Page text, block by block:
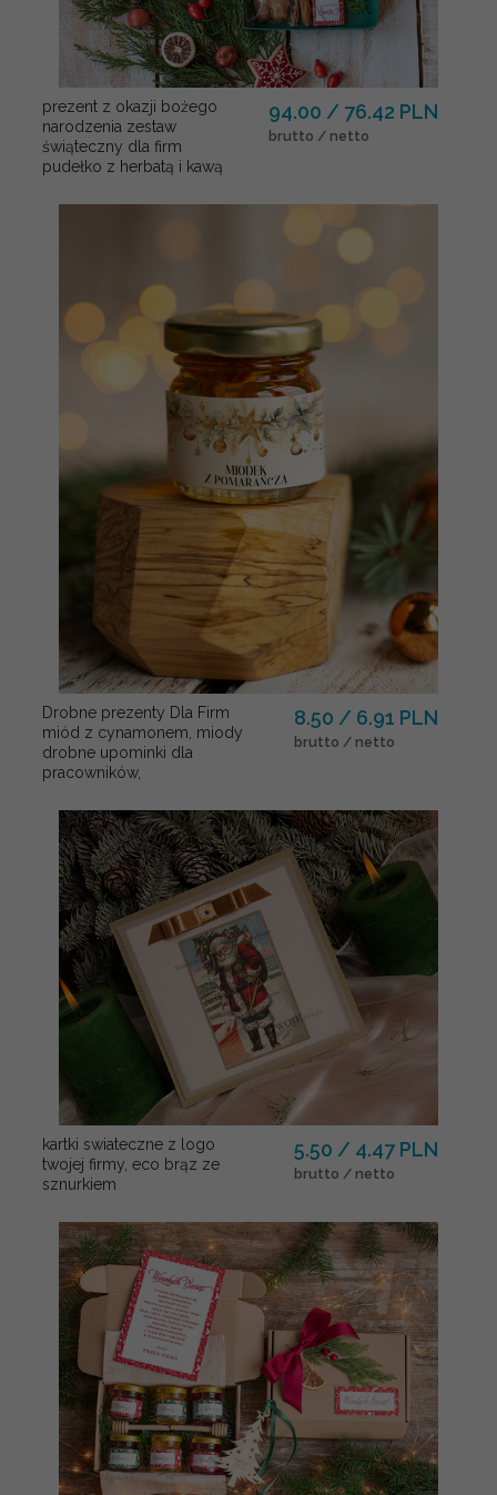
prezent z okazji bożego
narodzenia zestaw
świąteczny dla firm
pudełko z herbatą i kawą
94.00 / 76.42 PLN
brutto / netto
Drobne prezenty Dla Firm
miód z cynamonem, miody
drobne upominki dla
pracowników,
8.50 / 6.91 PLN
brutto / netto
kartki swiateczne z logo
twojej firmy, eco brąz ze
sznurkiem
5.50 / 4.47 PLN
brutto / netto